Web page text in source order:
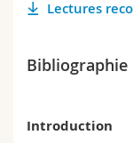
Sciences et
Interfacultaire
Collaborateurs
Doctorants
Webmail
Programme
Lectures
Introduction